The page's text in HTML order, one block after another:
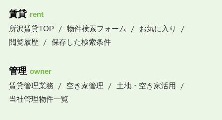
賃貸 rent
所沢賃貸TOP
物件検索フォーム
お気に入り
閲覧履歴
保存した検索条件
管理 owner
賃貸管理業務
空き家管理
土地・空き家活用
当社管理物件一覧